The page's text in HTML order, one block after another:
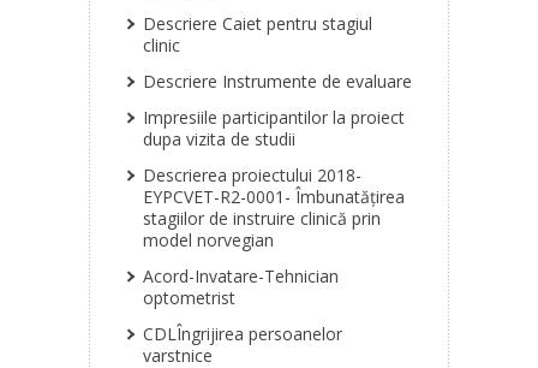
Descriere Caiet pentru stagiul
clinic
Descriere Instrumente de evaluare
Impresiile participantilor la proiect
dupa vizita de studii
Descrierea proiectului 2018-
EYPCVET-R2-0001- Îmbunatățirea
stagiilor de instruire clinică prin
model norvegian
Acord-Invatare-Tehnician
optometrist
CDLÎngrijirea persoanelor
varstnice